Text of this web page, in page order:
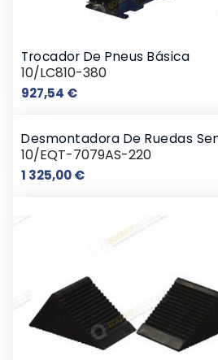
Trocador De Pneus Básica
10/LC810-380
927,54 €Preço
Desmontadora De Ruedas
10/EQT-7079AS-220
1 325,00 €Preço